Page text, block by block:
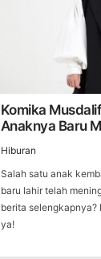
Komika
Anaknya Baru
Hiburan
Salah satu anak
baru lahir telah
berita
ya!